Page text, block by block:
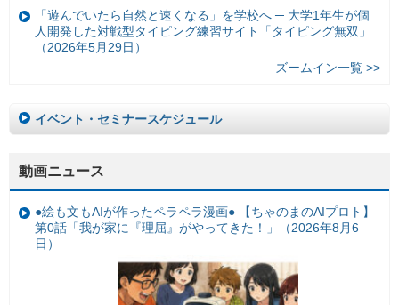
「遊んでいたら自然と速くなる」を学校へ ─ 大学1年生が個
人開発した対戦型タイピング練習サイト「タイピング無双」
（2026年5月29日）
ズームイン一覧 >>
イベント・セミナースケジュール
動画ニュース
●絵も文もAIが作ったペラペラ漫画● 【ちゃのまのAIプロト】
第0話「我が家に『理屈』がやってきた！」（2026年8月6
日）